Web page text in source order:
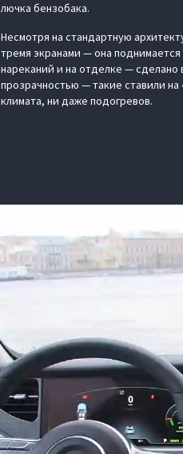
лючка бензобака.
Несмотря на стандартную
тремя экранами — она
нареканий и на отделке —
прозрачностью — такие ставили
климата, ни даже подогревов.